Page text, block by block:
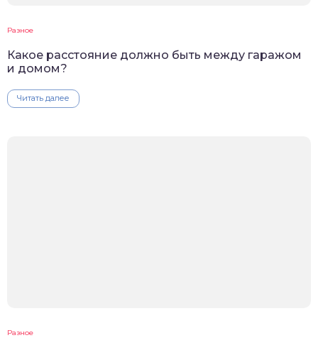
Разное
Какое расстояние должно быть между гаражом
и домом?
Читать далее
Разное